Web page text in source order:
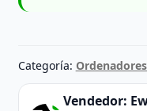
Categoría:
Vendedor: